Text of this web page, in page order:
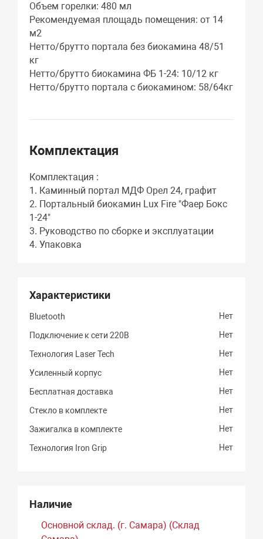
Объем горелки: 480 мл
Рекомендуемая площадь помещения: от 14
м2
Нетто/брутто портала без биокамина 48/51
кг
Нетто/брутто биокамина ФБ 1-24: 10/12 кг
Нетто/брутто портала с биокамином: 58/64кг
Комплектация
Комплектация :
1. Каминный портал МДФ Орел 24, графит
2. Портальный биокамин Lux Fire "Фаер Бокс
1-24"
3. Руководство по сборке и эксплуатации
4. Упаковка
Характеристики
Bluetooth Нет
Подключение к сети 220В Нет
Технология Laser Tech Нет
Усиленный корпус Нет
Бесплатная доставка Нет
Стекло в комплекте Нет
Зажигалка в комплекте Нет
Технология Iron Grip Нет
Наличие
Основной склад. (г. Самара) (Склад